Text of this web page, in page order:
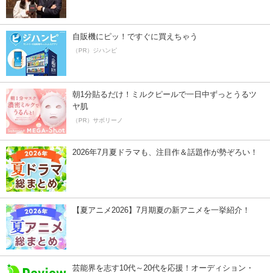
自販機にピッ！ですぐに買えちゃう
（PR）ジハンピ
朝1分貼るだけ！ミルクピールで一日中ずっとうるツ
ヤ肌
（PR）サボリーノ
2026年7月夏ドラマも、注目作＆話題作が勢ぞろい！
【夏アニメ2026】7月期夏の新アニメを一挙紹介！
芸能界を志す10代～20代を応援！オーディション・